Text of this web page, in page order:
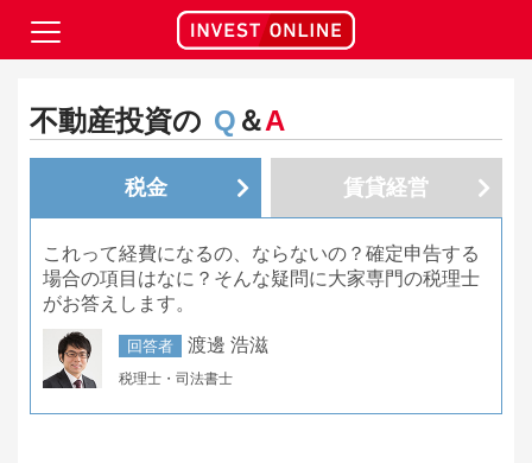
不動産投資の Q ＆A
税金 賃貸経営
これって経費になるの、ならないの？確定申告する
場合の項目はなに？そんな疑問に大家専門の税理士
がお答えします。
回答者 渡邊 浩滋
税理士・司法書士